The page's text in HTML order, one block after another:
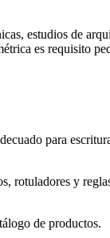
estudios de
es requisito
para
rotuladores y
de productos.